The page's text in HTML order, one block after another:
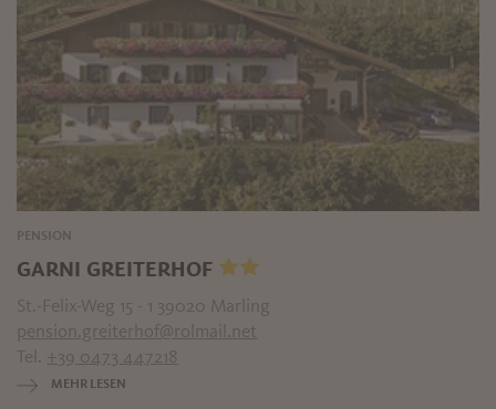
PENSION
GARNI GREITERHOF
St.-Felix-Weg 15 - 1 39020 Marling
pension.greiterhof@rolmail.net
Tel. +39 0473 447218
MEHR LESEN